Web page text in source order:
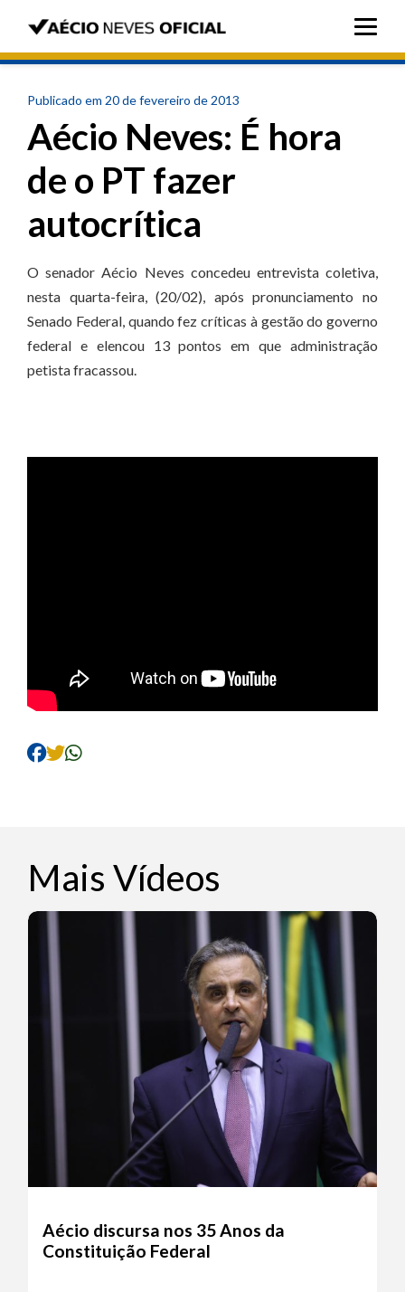
Publicado em 20 de fevereiro de 2013
Aécio Neves: É hora
de o PT fazer
autocrítica
O senador Aécio Neves concedeu entrevista coletiva,
nesta quarta-feira, (20/02), após pronunciamento no
Senado Federal, quando fez críticas à gestão do governo
federal e elencou 13 pontos em que administração
petista fracassou.
Mais Vídeos
Aécio discursa nos 35 Anos da
Constituição Federal